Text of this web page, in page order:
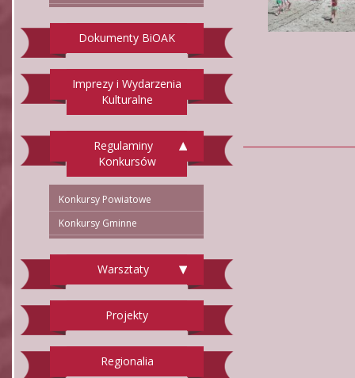
Dokumenty BiOAK
Imprezy i Wydarzenia
Kulturalne
Regulaminy
Konkursów
Konkursy Powiatowe
Konkursy Gminne
Warsztaty
Projekty
Regionalia